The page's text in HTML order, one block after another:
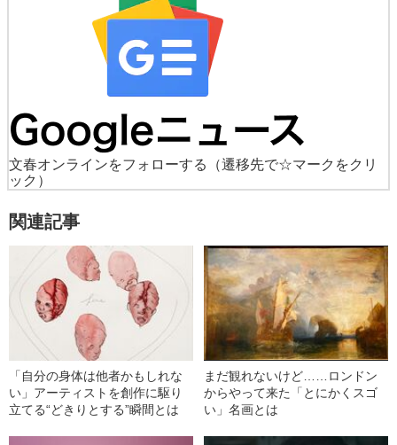
文春オンラインをフォローする
（遷移先で☆マークをクリ
ック）
関連記事
「自分の身体は他者かもしれな
い」アーティストを創作に駆り
立てる“どきりとする”瞬間とは
まだ観れないけど……ロンドン
からやって来た「とにかくスゴ
い」名画とは